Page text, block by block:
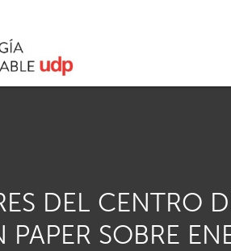
DEL CENTRO
SOBRE